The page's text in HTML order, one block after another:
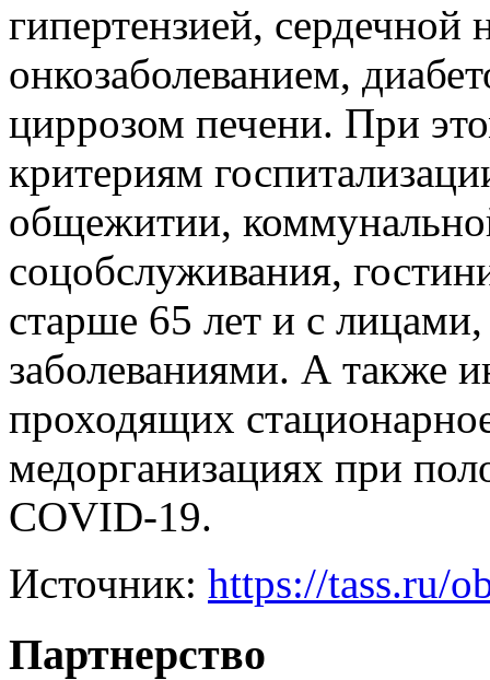
гипертензией, сердечной
онкозаболеванием,
циррозом печени. При
критериям
общежитии,
соцобслуживания,
старше 65 лет и с
заболеваниями. А также
проходящих
медорганизациях при
COVID-19.
Источник: https://tass.ru/
Партнерство